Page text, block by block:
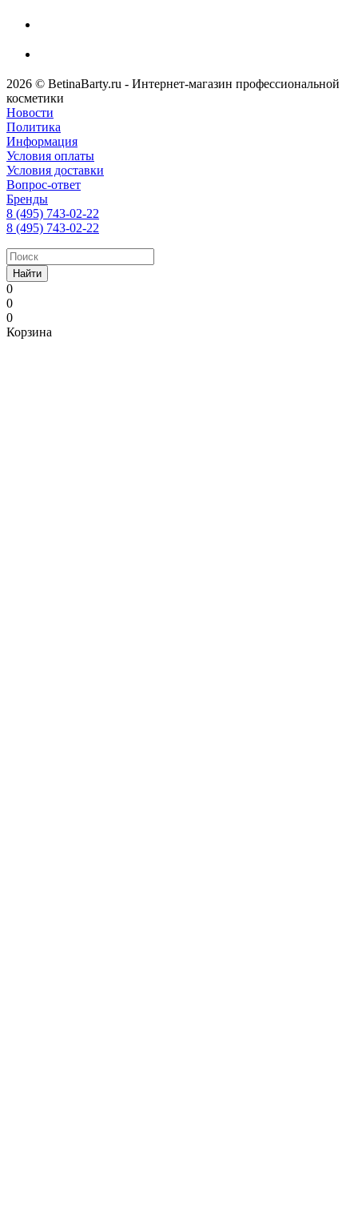
2026 © BetinaBarty.ru - Интернет-магазин профессиональной
косметики
Новости
Политика
Информация
Условия оплаты
Условия доставки
Вопрос-ответ
Бренды
8 (495) 743-02-22
8 (495) 743-02-22
Найти
0
0
0
Корзина